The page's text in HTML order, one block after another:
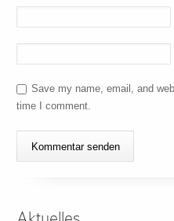
Save my name, email, and
time I comment.